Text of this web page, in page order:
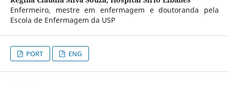
Enfermeiro, mestre em enfermagem e doutoranda pela
Escola de Enfermagem da USP
PORT ENG